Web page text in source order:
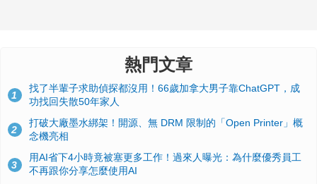
熱門文章
1
找了半輩子求助偵探都沒用！66歲加拿大男子靠ChatGPT，成
功找回失散50年家人
2
打破大廠墨水綁架！開源、無 DRM 限制的「Open Printer」概
念機亮相
3
用AI省下4小時竟被塞更多工作！過來人曝光：為什麼優秀員工
不再跟你分享怎麼使用AI